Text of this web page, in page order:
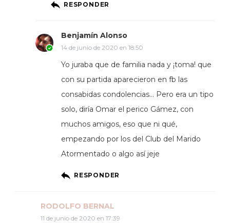
RESPONDER
Benjamín Alonso
14 de junio de 2020 en 18:50
Yo juraba que de familia nada y ¡toma! que
con su partida aparecieron en fb las
consabidas condolencias… Pero era un tipo
solo, diría Omar el perico Gámez, con
muchos amigos, eso que ni qué,
empezando por los del Club del Marido
Atormentado o algo así jeje
RESPONDER
RODOLFO BERNAL
11 de junio de 2020 en 17:39